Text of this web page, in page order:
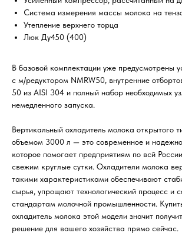
Система измерения массы молока на
Утепление верхнего торца
Люк Ду450 (400)
В базовой комплектации уже предусмотрены
с м/редуктором NMRW50, внутренние
50 из AISI 304 и полный набор необходимых
немедленного запуска.
Вертикальный охладитель молока
объемом 3000 л — это современное и
которое помогает предприятиям по всй
свежим круглые сутки. Охладители молока
такими характеристиками обеспечивают
сырья, упрощают технологический процесс и
стандартам молочной промышленности.
охладитель молока этой модели значит
решение для вашего хозяйства прямо сейчас.